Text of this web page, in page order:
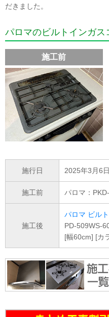
だきました。
パロマのビルトインガス
施工前
施行日 2025年3月6日
施工前 パロマ：
施工後
パロマ ビル
PD-509WS-
[幅60cm] [カ